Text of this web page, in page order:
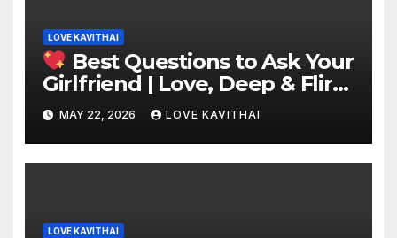
LOVE KAVITHAI
Best Questions to Ask Your
Girlfriend | Love, Deep & Flirty
Questions
MAY 22, 2026 LOVE KAVITHAI
LOVE KAVITHAI